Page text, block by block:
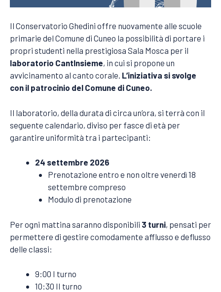
Il Conservatorio Ghedini offre nuovamente alle scuole
primarie del Comune di Cuneo la possibilità di portare i
propri studenti nella prestigiosa Sala Mosca per il
laboratorio CantInsieme, in cui si propone un
avvicinamento al canto corale. L’iniziativa si svolge
con il patrocinio del Comune di Cuneo.
Il laboratorio, della durata di circa un’ora, si terrà con il
seguente calendario, diviso per fasce di età per
garantire uniformità tra i partecipanti:
24 settembre 2026
Prenotazione entro e non oltre venerdì 18
settembre compreso
Modulo di prenotazione
Per ogni mattina saranno disponibili 3 turni, pensati per
permettere di gestire comodamente afflusso e deflusso
delle classi:
9:00 I turno
10:30 II turno